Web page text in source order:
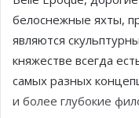
белоснежные яхты,
являются
княжестве всегда
самых разных
и более глубокие